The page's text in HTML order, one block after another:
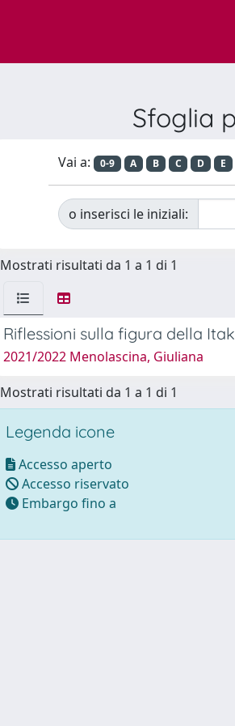
Sfoglia
Vai a: 0-9 A B C D E
o inserisci le iniziali:
Mostrati risultati da 1 a 1 di 1
Riflessioni sulla figura della
2021/2022 Menolascina, Giuliana
Mostrati risultati da 1 a 1 di 1
Legenda icone
Accesso aperto
Accesso riservato
Embargo fino a